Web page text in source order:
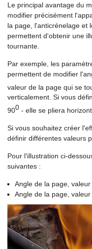
Le principal avantage du
modifier précisément
la page, l'anticrénelage et
permettent d'obtenir une
tournante.
Par exemple, les
permettent de modifier
valeur de la page qui se
verticalement. Si vous
900 - elle se pliera
Si vous souhaitez créer
définir différentes valeurs
Pour l'illustration ci-
suivantes :
Angle de la page,
Angle de la page,